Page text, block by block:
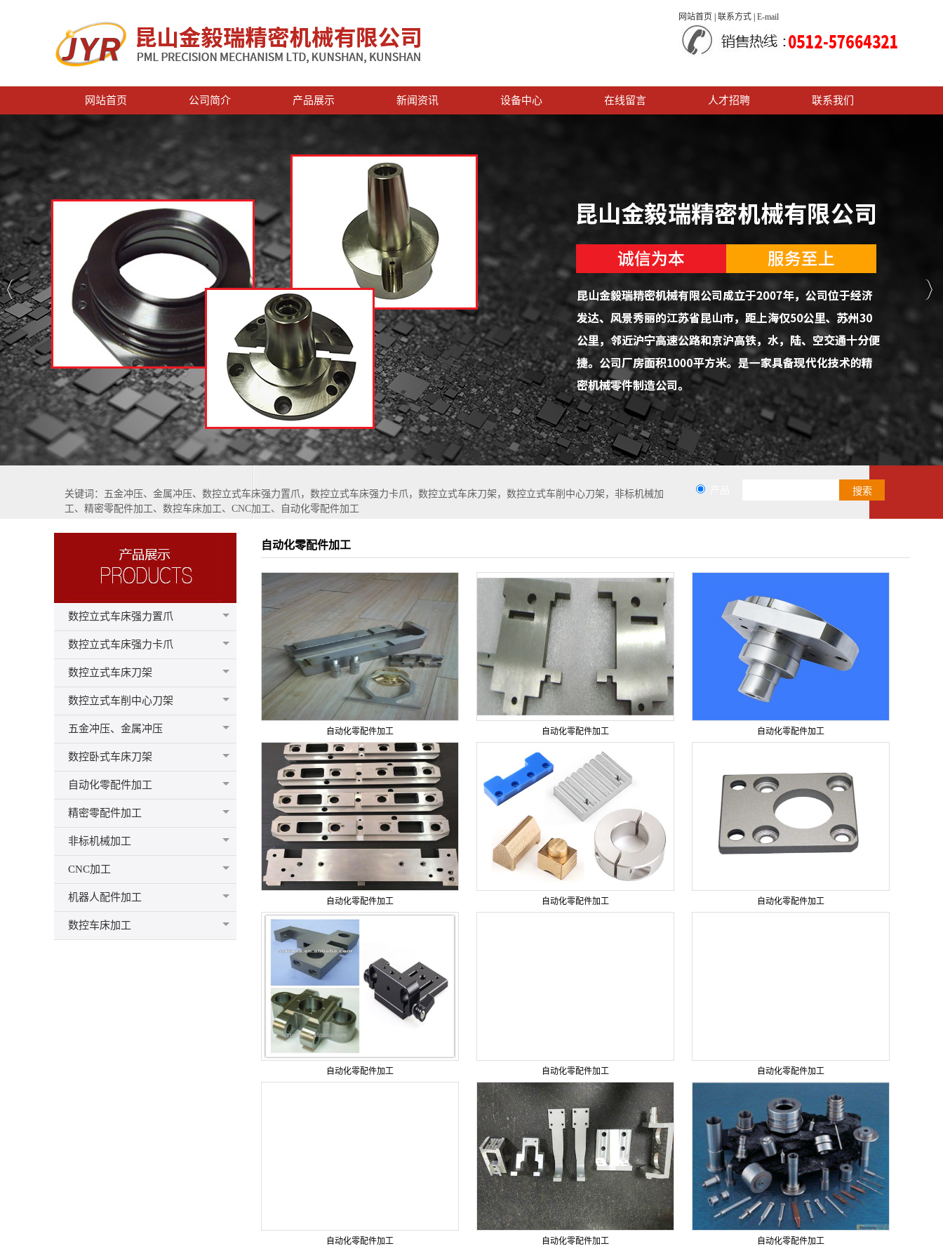
网站首页 联系方式 E-mail
网站首页 公司简介 产品展示 新闻资讯 设备中心 在线留言 人才招聘 联系我们
1 2
关键词：五金冲压、金属冲压、数控立式车床强力置爪，数控立式车床强力卡爪，数控立式车床刀架，数控立式车削中心刀架，非标机械加
工、精密零配件加工、数控车床加工、CNC加工、自动化零配件加工
数控立式车床强力置爪
数控立式车床强力卡爪
数控立式车床刀架
数控立式车削中心刀架
五金冲压、金属冲压
数控卧式车床刀架
自动化零配件加工
精密零配件加工
非标机械加工
CNC加工
机器人配件加工
数控车床加工
自动化零配件加工
自动化零配件加工 自动化零配件加工 自动化零配件加工
自动化零配件加工 自动化零配件加工 自动化零配件加工
自动化零配件加工 自动化零配件加工 自动化零配件加工
自动化零配件加工 自动化零配件加工 自动化零配件加工